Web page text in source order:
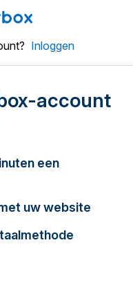
Inloggen
account
een
uw website